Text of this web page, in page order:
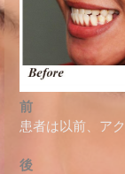
前
患者は以前、ア
後